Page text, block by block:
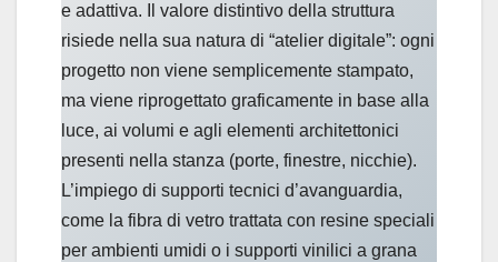
e adattiva. Il valore distintivo della struttura
risiede nella sua natura di “atelier digitale”: ogni
progetto non viene semplicemente stampato,
ma viene riprogettato graficamente in base alla
luce, ai volumi e agli elementi architettonici
presenti nella stanza (porte, finestre, nicchie).
L’impiego di supporti tecnici d’avanguardia,
come la fibra di vetro trattata con resine speciali
per ambienti umidi o i supporti vinilici a grana